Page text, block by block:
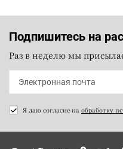
Подпишитесь на
Раз в неделю мы
Я даю согласие на обработку